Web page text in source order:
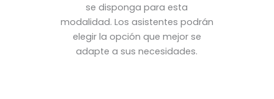
se disponga para esta
modalidad. Los asistentes podrán
elegir la opción que mejor se
adapte a sus necesidades.